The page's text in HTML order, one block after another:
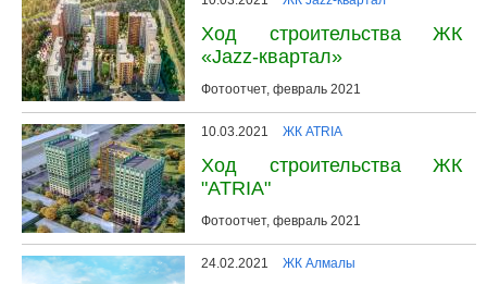
Ход строительства ЖК
«Jazz-квартал»
Фотоотчет, февраль 2021
10.03.2021 ЖК ATRIA
Ход строительства ЖК
"ATRIA"
Фотоотчет, февраль 2021
24.02.2021 ЖК Алмалы